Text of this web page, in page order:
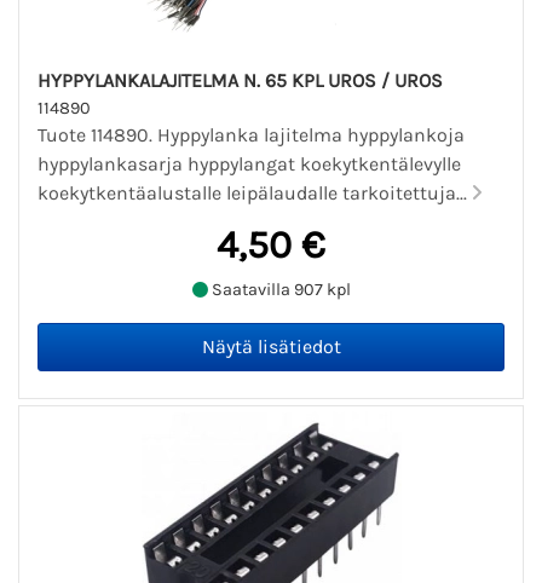
HYPPYLANKALAJITELMA N. 65 KPL UROS / UROS
114890
Tuote 114890. Hyppylanka lajitelma hyppylankoja
hyppylankasarja hyppylangat koekytkentälevylle
koekytkentäalustalle leipälaudalle tarkoitettuja...
4,50 €
Saatavilla 907 kpl